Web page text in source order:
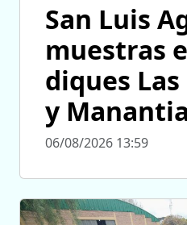
San Luis
muestras
diques
y
06/08/2026 13:59